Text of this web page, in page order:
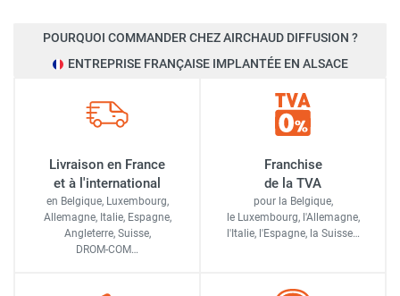
POURQUOI COMMANDER CHEZ AIRCHAUD DIFFUSION ?
ENTREPRISE FRANÇAISE IMPLANTÉE EN ALSACE
Livraison en France
et à l'international
en Belgique, Luxembourg,
Allemagne, Italie, Espagne,
Angleterre, Suisse,
DROM-COM…
Franchise
de la TVA
pour la Belgique,
le Luxembourg, l'Allemagne,
l'Italie, l'Espagne, la Suisse…